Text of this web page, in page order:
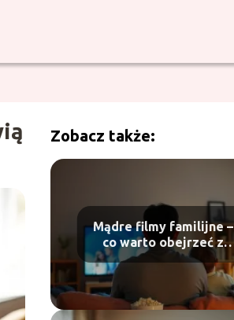
Zobacz także:
Mądre filmy familijne –
co warto obejrzeć z
dziećmi?